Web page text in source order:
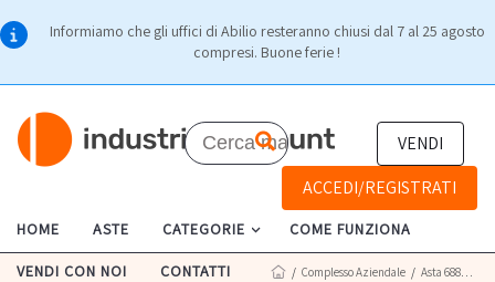
Informiamo che gli uffici di Abilio resteranno chiusi dal 7 al 25 agosto
compresi. Buone ferie !
VENDI
ACCEDI/REGISTRATI
HOME ASTE CATEGORIE COME FUNZIONA
VENDI CON NOI CONTATTI / Complesso Aziendale / Asta 6885